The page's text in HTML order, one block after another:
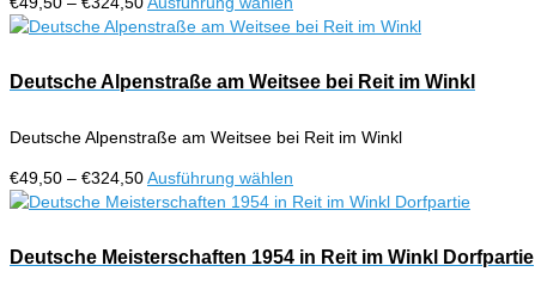
können
auf
Produktseite
werden
€49,50
€324,50
Produkt
mehrere
Varianten
Die
können
auf
Produktseite
Deutsche Alpenstraße am Weitsee bei Reit im Winkl
Deutsche Alpenstraße am Weitsee bei Reit im Winkl
€49,50 – €324,50Preisspanne:
€49,50
€324,50
Ausführung wählen
Produkt
mehrere
Varianten
Deutsche Meisterschaften 1954 in Reit im Winkl Dorfpartie